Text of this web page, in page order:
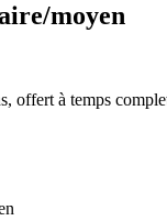
moyen
offert à temps